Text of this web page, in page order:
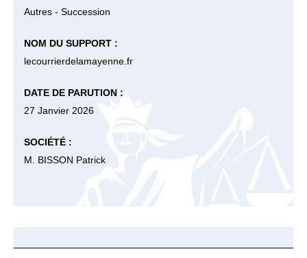
Autres - Succession
NOM DU SUPPORT :
lecourrierdelamayenne.fr
DATE DE PARUTION :
27 Janvier 2026
SOCIÉTÉ :
M. BISSON Patrick